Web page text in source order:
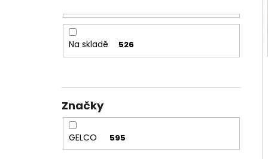
Na skladě 526
Značky
GELCO 595